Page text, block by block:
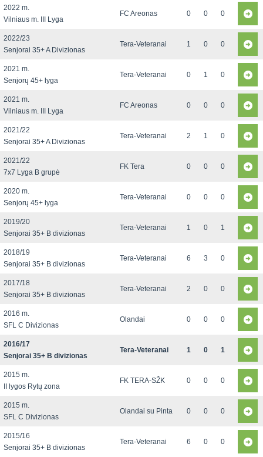
2022 m.
Vilniaus m. III Lyga
FC Areonas 0 0 0
2022/23
Senjorai 35+ A Divizionas
Tera-Veteranai 1 0 0
2021 m.
Senjorų 45+ lyga
Tera-Veteranai 0 1 0
2021 m.
Vilniaus m. III Lyga
FC Areonas 0 0 0
2021/22
Senjorai 35+ A Divizionas
Tera-Veteranai 2 1 0
2021/22
7x7 Lyga B grupė
FK Tera 0 0 0
2020 m.
Senjorų 45+ lyga
Tera-Veteranai 0 0 0
2019/20
Senjorai 35+ B divizionas
Tera-Veteranai 1 0 1
2018/19
Senjorai 35+ B divizionas
Tera-Veteranai 6 3 0
2017/18
Senjorai 35+ B divizionas
Tera-Veteranai 2 0 0
2016 m.
SFL C Divizionas
Olandai 0 0 0
2016/17
Senjorai 35+ B divizionas
Tera-Veteranai 1 0 1
2015 m.
II lygos Rytų zona
FK TERA-SŽK 0 0 0
2015 m.
SFL C Divizionas
Olandai su Pinta 0 0 0
2015/16
Senjorai 35+ B divizionas
Tera-Veteranai 6 0 0